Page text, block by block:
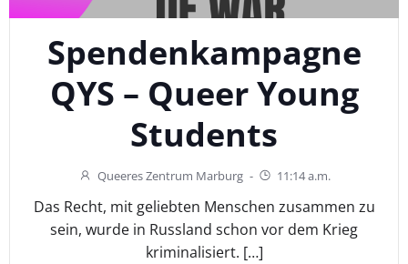
Spendenkampagne
QYS – Queer Young
Students
Queeres Zentrum Marburg - 11:14 a.m.
Das Recht, mit geliebten Menschen zusammen zu
sein, wurde in Russland schon vor dem Krieg
kriminalisiert. […]